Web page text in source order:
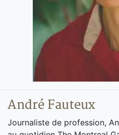
André Fauteux
Journaliste de profession,